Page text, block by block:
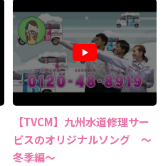
【TVCM】九州水道修理サー
ビスのオリジナルソング ～
冬季編～